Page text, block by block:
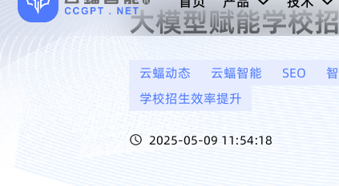
大模型赋能学校
云蝠动态 云蝠智能 SEO
学校招生效率提升
2025-05-09 11:54:18